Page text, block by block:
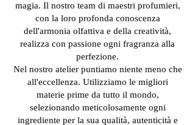
magia. Il nostro team di maestri profumieri,
con la loro profonda conoscenza
dell'armonia olfattiva e della creatività,
realizza con passione ogni fragranza alla
perfezione.
Nel nostro atelier puntiamo niente meno che
all'eccellenza. Utilizziamo le migliori
materie prime da tutto il mondo,
selezionando meticolosamente ogni
ingrediente per la sua qualità, autenticità e